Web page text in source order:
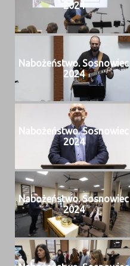
2024
Nabożeńst­wo. Sos­nowiec
2024
Nabożeńst­wo. Sos­nowiec
2024
Nabożeńst­wo. Sos­nowiec
2024